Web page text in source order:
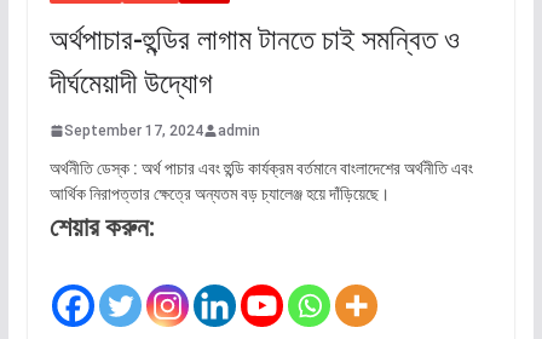
অর্থপাচার-হুন্ডির লাগাম টানতে চাই সমন্বিত ও
দীর্ঘমেয়াদী উদ্যোগ
September 17, 2024 admin
অর্থনীতি ডেস্ক : অর্থ পাচার এবং হুন্ডি কার্যক্রম বর্তমানে বাংলাদেশের অর্থনীতি এবং
আর্থিক নিরাপত্তার ক্ষেত্রে অন্যতম বড় চ্যালেঞ্জ হয়ে দাঁড়িয়েছে।
শেয়ার করুন: